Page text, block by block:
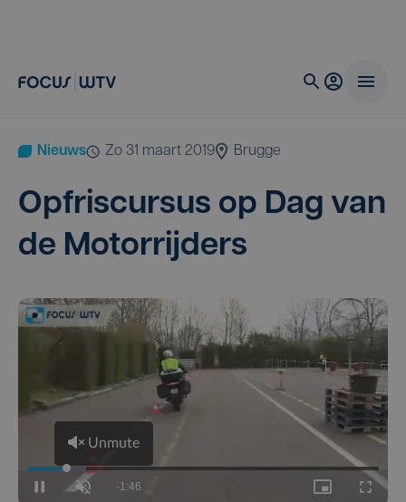
Nieuws zo 31 maart 2019 Brugge
Opfris­cur­sus op Dag van
de Motorrijders